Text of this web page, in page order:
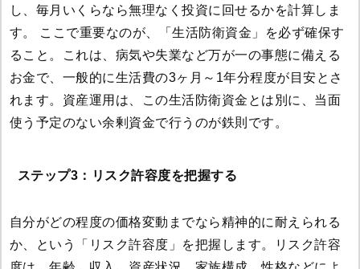
し、毎月いくらなら無理なく投資に回せるかを計算しま
す。 ここで重要なのが、「生活防衛資金」を必ず確保す
ること。これは、病気や失業など万が一の事態に備える
お金で、一般的に生活費の3ヶ月～1年分程度が目安とさ
れます。資産運用は、この生活防衛資金とは別に、当面
使う予定のない余剰資金で行うのが鉄則です。
ステップ3：リスク許容度を把握する
自分がどの程度の価格変動までなら精神的に耐えられる
か、という「リスク許容度」を把握します。リスク許容